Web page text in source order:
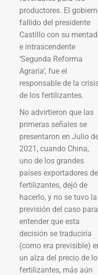
productores. El
fallido del presidente
Castillo con su
e intrascendente
‘Segunda Reforma
Agraria’, fue el
responsable de la
de los fertilizantes.
No advirtieron que las
primeras señales se
presentaron en Julio
2021, cuando China,
uno de los grandes
países exportadores de
fertilizantes, dejó de
hacerlo, y no se tuvo la
previsión del caso para
entender que esta
decisión se traduciría
(como era previsible)
un alza del precio de
fertilizantes, más aún